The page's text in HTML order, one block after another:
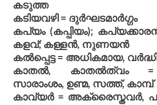
കടുത്ത
കടിയവഴി = ദുര്‍ഘടമാര്‍ഗ്ഗം
കപ്യം (കപ്പിയം);
കളവ്; കള്ളന്‍, നുണയന്‍
കല്‍പ്പെട്ട = അധികമായ,
കാതല്‍, കാതല്‍ത്വം =
സാരാംശം, ഉണ്മ, സത്ത്, കാമ്പ്
കാവ്യര്‍ = അക്രൈസ്തവര്‍,